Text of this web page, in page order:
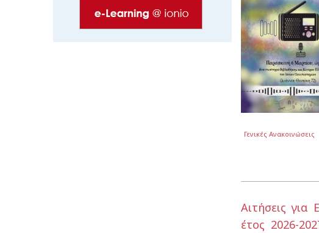
Γενικές Ανακοινώσεις
Αιτήσεις
έτος 2026-